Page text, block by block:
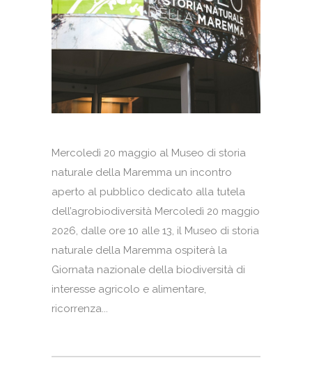
Mercoledì 20 maggio al Museo di storia
naturale della Maremma un incontro
aperto al pubblico dedicato alla tutela
dell’agrobiodiversità Mercoledì 20 maggio
2026, dalle ore 10 alle 13, il Museo di storia
naturale della Maremma ospiterà la
Giornata nazionale della biodiversità di
interesse agricolo e alimentare,
ricorrenza...